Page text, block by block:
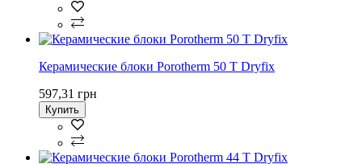
Керамические блоки Porotherm 50 T Dryfix
597,31 грн
Купить